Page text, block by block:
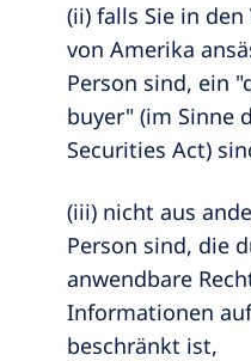
(ii) falls Sie in
von Amerika
Person sind, ein
buyer" (im Sinne
Securities Act)
(iii) nicht aus
Person sind, die
anwendbare
Informationen
beschränkt ist,